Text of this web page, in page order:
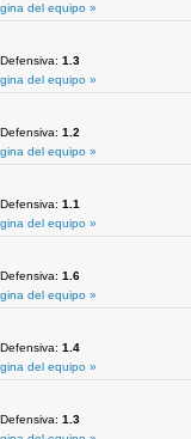
del equipo »
Defensiva: 1.3
del equipo »
Defensiva: 1.2
del equipo »
Defensiva: 1.1
del equipo »
Defensiva: 1.6
del equipo »
Defensiva: 1.4
del equipo »
Defensiva: 1.3